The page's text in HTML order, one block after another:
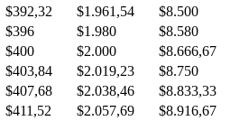
$392,32 $1.961,54
$8.500
$396 $1.980
$8.580
$400 $2.000
$8.666,67
$403,84 $2.019,23
$8.750
$407,68 $2.038,46
$8.833,33
$411,52 $2.057,69
$8.916,67